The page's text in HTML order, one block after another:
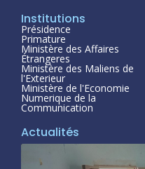
Institutions
Présidence
Primature
Ministère des Affaires
Étrangeres
Ministère des Maliens de
l'Exterieur
Ministère de l'Economie
Numerique de la
Communication
Actualités